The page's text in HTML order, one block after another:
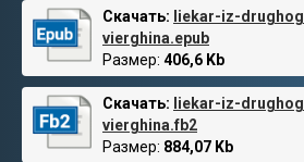
Скачать: liekar-iz-
vierghina.epub
Размер: 406,6 Kb
Скачать: liekar-iz-
vierghina.fb2
Размер: 884,07 Kb